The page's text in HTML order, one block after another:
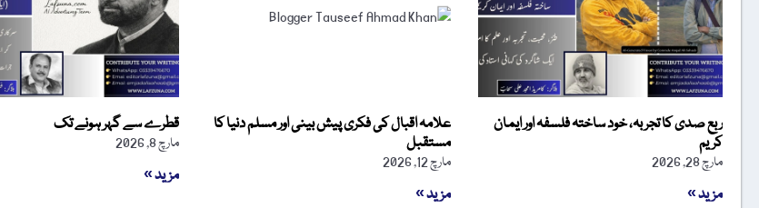
ربع صدی کا تجربہ، خود ساختہ فلسفہ اور ایمان
کریم
مارچ 28, 2026
مزید »
علامہ اقبال کی فکری پیش بینی اور مسلم دنیا کا
مستقبل
مارچ 12, 2026
مزید »
قطرے سے گہر ہونے تک
مارچ 8, 2026
مزید »